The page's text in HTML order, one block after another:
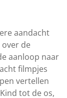
aandacht
de
aanloop naar
filmpjes
vertellen
tot de os,